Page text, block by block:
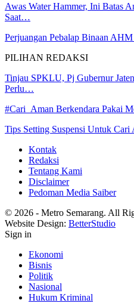
Awas Water Hammer, Ini Batas
Saat…
Perjuangan Pebalap Binaan
PILIHAN REDAKSI
Tinjau SPKLU, Pj Gubernur
Perlu…
#Cari_Aman Berkendara Pakai
Tips Setting Suspensi Untuk Cari
Kontak
Redaksi
Tentang Kami
Disclaimer
Pedoman Media Saiber
© 2026 - Metro Semarang. All
Website Design: BetterStudio
Sign in
Ekonomi
Bisnis
Politik
Nasional
Hukum Kriminal